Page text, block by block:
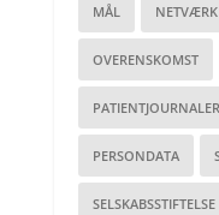
MÅL NETVÆRK
OVERENSKOMST
PATIENTJOURNALER
PERSONDATA
SELSKABSSTIFTELSE